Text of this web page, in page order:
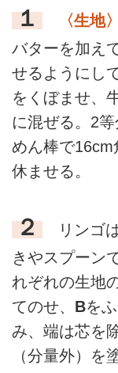
１ 〈生地〉
バターを加え
せるようにし
をくぼませ、
に混ぜる。2
めん棒で
休ませる。
２
リンゴ
きやスプーン
れぞれの生地
てのせ、 Bを
み、端は芯を
（分量外）を